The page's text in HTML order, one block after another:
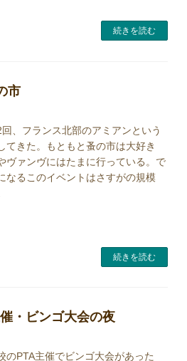
続きを読む
市
、フランス北部のアミアンという
てきた。もともと蚤の市は大好き
ヴァンヴにはたまに行っている。で
なるこのイベントはさすがの規模
続きを読む
・ビンゴ大会の夜
PTA主催でビンゴ大会があった